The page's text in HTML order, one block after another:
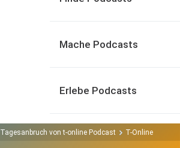
Mache Podcasts
Erlebe Podcasts
Tagesanbruch von t-online Podcast T-Online